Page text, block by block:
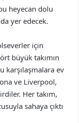
heyecan dolu
yer edecek.
için
büyük takımın
karşılaşmalara ev
ve Liverpool,
Her takım,
sahaya çıktı